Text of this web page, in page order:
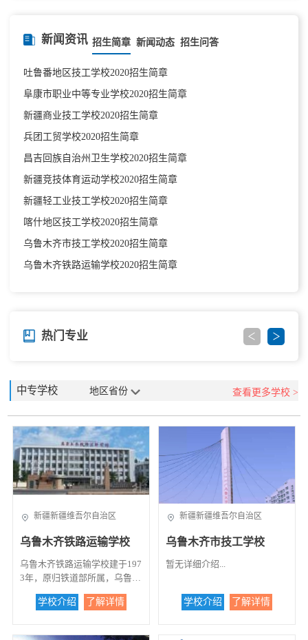
新闻资讯 招生简章 新闻动态 招生问答
吐鲁番地区技工学校2020招生简章
阜康市职业中等专业学校2020招生简章
新疆商业技工学校2020招生简章
兵团工贸学校2020招生简章
昌吉回族自治州卫生学校2020招生简章
新疆竞技体育运动学校2020招生简章
新疆轻工业技工学校2020招生简章
喀什地区技工学校2020招生简章
乌鲁木齐市技工学校2020招生简章
乌鲁木齐铁路运输学校2020招生简章
热门专业
中专学校 地区省份 查看更多学校 >
新疆新疆维吾尔自治区
乌鲁木齐铁路运输学校
乌鲁木齐铁路运输学校建于197
3年，原归铁道部所属，乌鲁木
齐铁路局管理的中等专业学
校，2004年5月移交自治区劳动
务指导。是一所以工科为主，
学校介绍 了解详情
新疆新疆维吾尔自治区
乌鲁木齐市技工学校
暂无详细介绍...
学校介绍 了解详情